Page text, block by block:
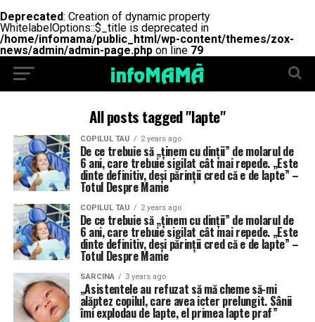
Deprecated: Creation of dynamic property
WhitelabelOptions::$_title is deprecated in
/home/infomama/public_html/wp-content/themes/zox-
news/admin/admin-page.php on line 79
All posts tagged "lapte"
COPILUL TAU 2 years ago
De ce trebuie să „ținem cu dinții” de molarul de
6 ani, care trebuie sigilat cât mai repede. „Este
dinte definitiv, deși părinții cred că e de lapte” –
Totul Despre Mame
COPILUL TAU 2 years ago
De ce trebuie să „ținem cu dinții” de molarul de
6 ani, care trebuie sigilat cât mai repede. „Este
dinte definitiv, deși părinții cred că e de lapte” –
Totul Despre Mame
SARCINA 3 years ago
„Asistentele au refuzat să mă cheme să-mi
alăptez copilul, care avea icter prelungit. Sânii
îmi explodau de lapte, el primea lapte praf”